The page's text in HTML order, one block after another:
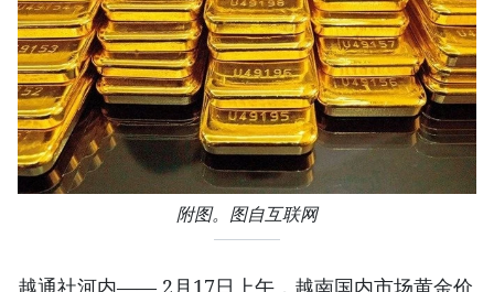
附图。图自互联网
越通社河内—— 2月17日上午，越南国内市场黄金价